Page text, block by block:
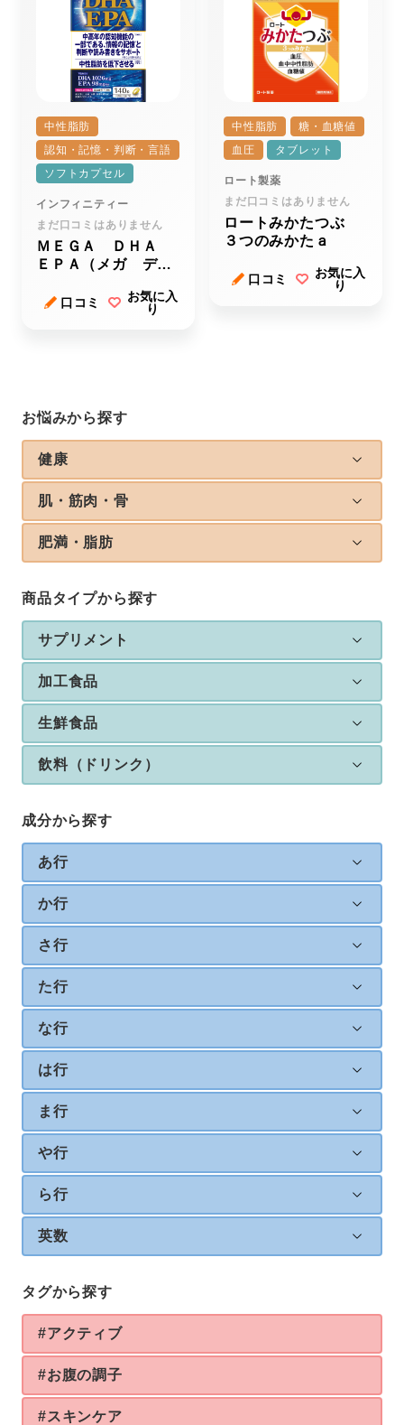
お悩みから探す
健康
肌・筋肉・骨
肥満・脂肪
商品タイプから探す
サプリメント
加工食品
生鮮食品
飲料（ドリンク）
成分から探す
あ行
か行
さ行
た行
な行
は行
ま行
や行
ら行
英数
タグから探す
#アクティブ
#お腹の調子
#スキンケア
中性脂肪
認知・記憶・判断・言語
ソフトカプセル
インフィニティー
まだ口コミはありません
ＭＥＧＡ ＤＨＡ
ＥＰＡ（メガ ディ
ピーエー）
口コミ
お気に入
り
中性脂肪
糖・血糖値
血圧
タブレット
ロート製薬
まだ口コミはありません
ロートみかたつぶ
３つのみかたａ
口コミ
お気に入
り